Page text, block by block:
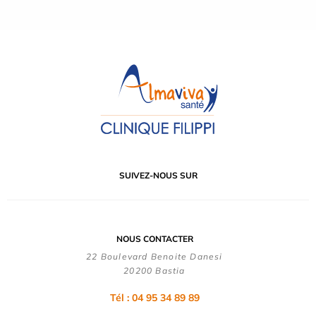
SUIVEZ-NOUS SUR
NOUS CONTACTER
22 Boulevard Benoite Danesi
20200 Bastia
Tél : 04 95 34 89 89